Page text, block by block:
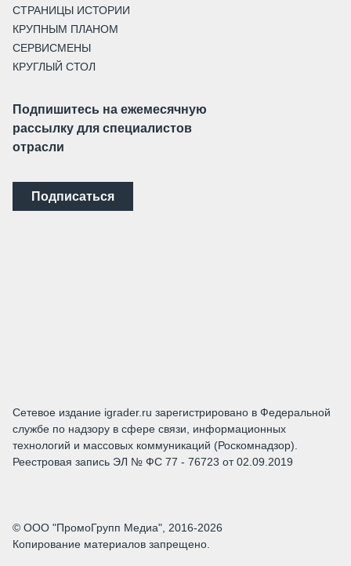
СТРАНИЦЫ ИСТОРИИ
КРУПНЫМ ПЛАНОМ
СЕРВИСМЕНЫ
КРУГЛЫЙ СТОЛ
Подпишитесь на ежемесячную
рассылку для специалистов
отрасли
Подписаться
Сетевое издание igrader.ru зарегистрировано в Федеральной
службе по надзору в сфере связи, информационных
технологий и массовых коммуникаций (Роскомнадзор).
Реестровая запись ЭЛ № ФС 77 - 76723 от 02.09.2019
© ООО "ПромоГрупп Медиа", 2016-2026
Копирование материалов запрещено.